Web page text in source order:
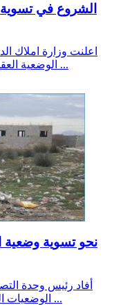
الشروع في
اعلنت وزارة املاك
الوضعية العقارية للتجمعات السكنية المقامة على ملك ...
نحو تسوية وضعية
أفاد رئيس وحدة
الوضعيات العقارية للتجمعات السكنية القديمة المقام ...